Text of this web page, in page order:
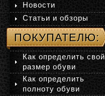
Новости
Статьи и обзоры
ПОКУПАТЕЛЮ:
Как определить свой
размер обуви
Как определить
полноту обуви